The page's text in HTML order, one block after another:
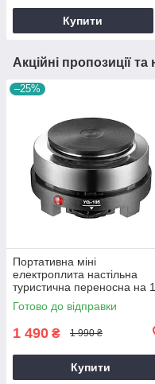
Купити
Акційні пропозиції
–25%
Портативна міні
електроплита настільна
туристична переносна на 1
конфорку, 500 Вт
Готово до відправки
1 490 ₴ 1 990 ₴
Купити